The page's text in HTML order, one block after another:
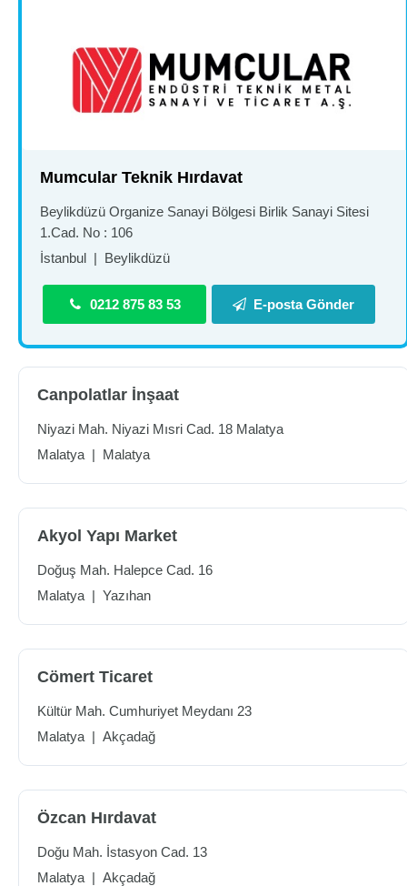
Mumcular Teknik Hırdavat
Beylikdüzü Organize Sanayi Bölgesi Birlik Sanayi Sitesi
1.Cad. No : 106
İstanbul | Beylikdüzü
0212 875 83 53 E-posta Gönder
Canpolatlar İnşaat
Niyazi Mah. Niyazi Mısri Cad. 18 Malatya
Malatya | Malatya
Akyol Yapı Market
Doğuş Mah. Halepce Cad. 16
Malatya | Yazıhan
Cömert Ticaret
Kültür Mah. Cumhuriyet Meydanı 23
Malatya | Akçadağ
Özcan Hırdavat
Doğu Mah. İstasyon Cad. 13
Malatya | Akçadağ